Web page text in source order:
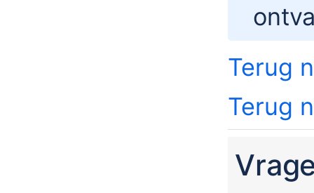
Terug
Terug